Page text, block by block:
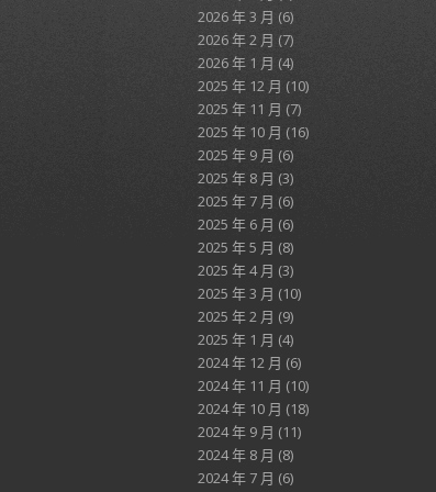
2026 年 3 月 (6)
2026 年 2 月 (7)
2026 年 1 月 (4)
2025 年 12 月 (10)
2025 年 11 月 (7)
2025 年 10 月 (16)
2025 年 9 月 (6)
2025 年 8 月 (3)
2025 年 7 月 (6)
2025 年 6 月 (6)
2025 年 5 月 (8)
2025 年 4 月 (3)
2025 年 3 月 (10)
2025 年 2 月 (9)
2025 年 1 月 (4)
2024 年 12 月 (6)
2024 年 11 月 (10)
2024 年 10 月 (18)
2024 年 9 月 (11)
2024 年 8 月 (8)
2024 年 7 月 (6)